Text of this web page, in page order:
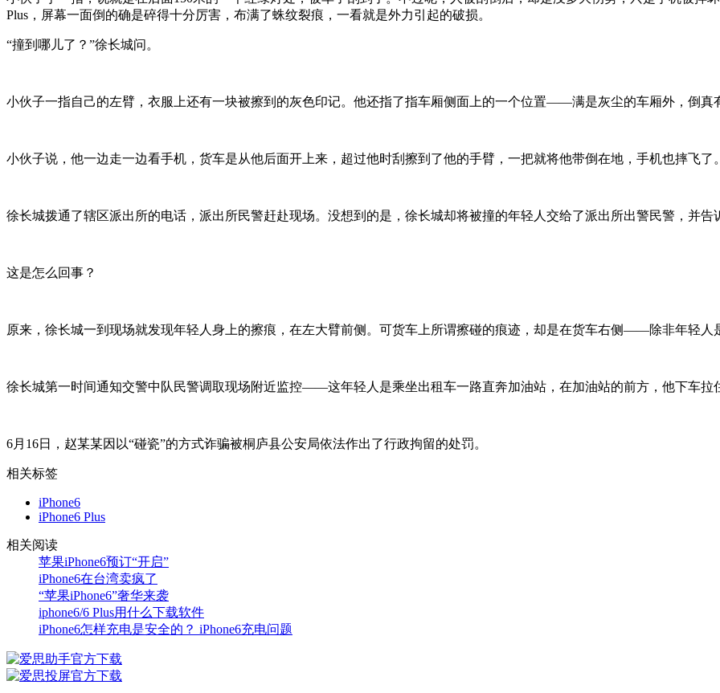
Plus，屏幕一面倒的确是碎得十分厉害，布满了蛛纹裂痕，一看就是外力引起的破损。
“撞到哪儿了？”徐长城问。
小伙子一指自己的左臂，衣服上还有一块被擦到的灰色印记。他还指了指车厢侧面上的一个位置——满是灰尘的车厢外，倒
小伙子说，他一边走一边看手机，货车是从他后面开上来，超过他时刮擦到了他的手臂，一把就将他带倒在地，手机也摔飞
徐长城拨通了辖区派出所的电话，派出所民警赶赴现场。没想到的是，徐长城却将被撞的年轻人交给了派出所出警民警，并告
这是怎么回事？
原来，徐长城一到现场就发现年轻人身上的擦痕，在左大臂前侧。可货车上所谓擦碰的痕迹，却是在货车右侧——除非年轻
徐长城第一时间通知交警中队民警调取现场附近监控——这年轻人是乘坐出租车一路直奔加油站，在加油站的前方，他下车
6月16日，赵某某因以“碰瓷”的方式诈骗被桐庐县公安局依法作出了行政拘留的处罚。
相关标签
iPhone6
iPhone6 Plus
相关阅读
苹果iPhone6预订“开启”
iPhone6在台湾卖疯了
“苹果iPhone6”奢华来袭
iphone6/6 Plus用什么下载软件
iPhone6怎样充电是安全的？ iPhone6充电问题